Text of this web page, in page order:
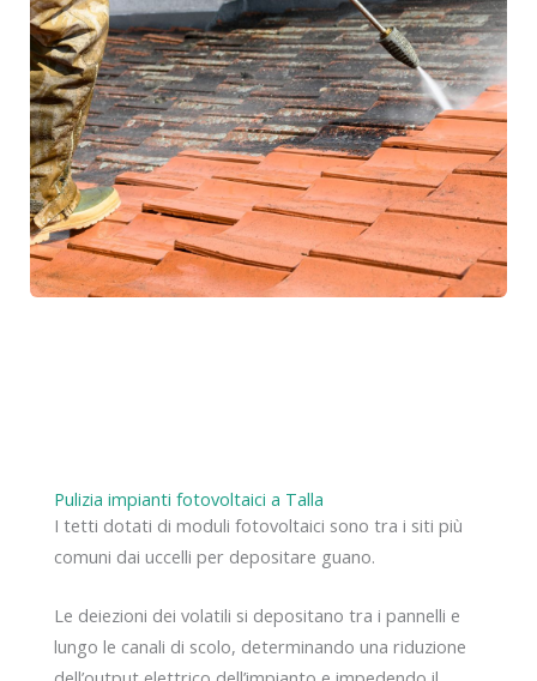
Pulizia impianti fotovoltaici a Talla
I tetti dotati di moduli fotovoltaici sono tra i siti più
comuni dai uccelli per depositare guano.
Le deiezioni dei volatili si depositano tra i pannelli e
lungo le canali di scolo, determinando una riduzione